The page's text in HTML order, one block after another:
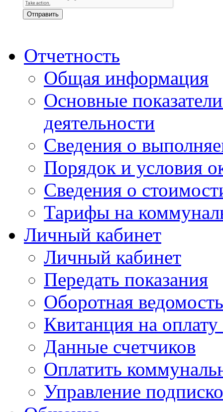
Отчетность
Общая информация
Основные
деятельности
Сведения о
Порядок и условия
Сведения о
Тарифы на
Личный кабинет
Личный кабинет
Передать показания
Оборотная ведомость
Квитанция на
Данные счетчиков
Оплатить
Управление